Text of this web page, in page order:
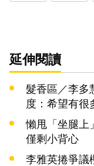
延伸閱讀
髮香區／李多
度：希望有很
懶甩「坐腿上
僅剩小背心
李雅英捲爭議